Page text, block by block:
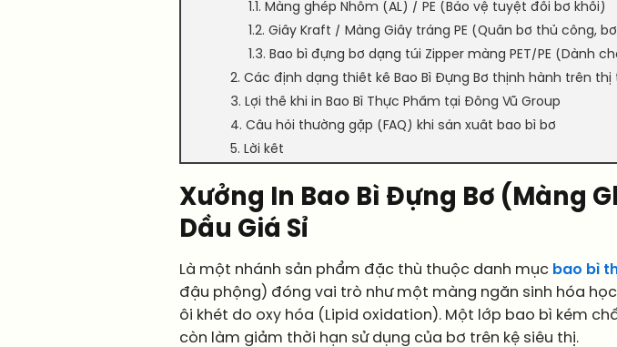
1.1. Màng ghép Nhôm (AL) / PE (Bảo vệ tuyệt đối bơ khối)
1.2. Giấy Kraft / Màng Giấy tráng PE (Quấn bơ thủ công,
1.3. Bao bì đựng bơ dạng túi Zipper màng PET/PE (Dành
2. Các định dạng thiết kế Bao Bì Đựng Bơ thịnh hành trên thị
3. Lợi thế khi in Bao Bì Thực Phẩm tại Đông Vũ Group
4. Câu hỏi thường gặp (FAQ) khi sản xuất bao bì bơ
5. Lời kết
Xưởng In Bao Bì Đựng Bơ (Màng
Dầu Giá Sỉ
Là một nhánh sản phẩm đặc thù thuộc danh mục bao bì
đậu phộng) đóng vai trò như một màng ngăn sinh hóa
ôi khét do oxy hóa (Lipid oxidation). Một lớp bao bì kém
còn làm giảm thời hạn sử dụng của bơ trên kệ siêu thị.